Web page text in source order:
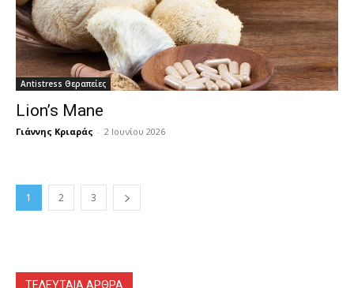
Antistress Θεραπείες
Lion’s Mane
Γιάννης Κριαράς - 2 Ιουνίου 2026
1 2 3
ΤΕΛΕΥΤΑΙΑ ΑΡΘΡΑ